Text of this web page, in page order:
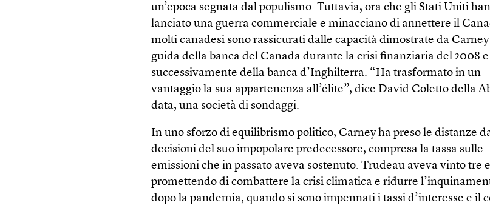
un’epoca segnata dal populismo. Tuttavia, ora che gli Stati Uniti
lanciato una guerra commerciale e minacciano di annettere il
molti canadesi sono rassicurati dalle capacità dimostrate da
guida della banca del Canada durante la crisi finanziaria del 2008 e
successivamente della banca d’Inghilterra. “Ha trasformato in un
vantaggio la sua appartenenza all’élite”, dice David Coletto della
data, una società di sondaggi.
In uno sforzo di equilibrismo politico, Carney ha preso le distanze
decisioni del suo impopolare predecessore, compresa la tassa sulle
emissioni che in passato aveva sostenuto. Trudeau aveva vinto tre
promettendo di combattere la crisi climatica e ridurre
dopo la pandemia, quando si sono impennati i tassi d’interesse e il